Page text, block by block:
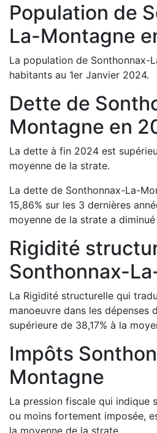
Population de
La-Montagne
La population de Sonthonnax-
habitants au 1er Janvier 2024.
Dette de
Montagne en
La dette à fin 2024 est
moyenne de la strate.
La dette de Sonthonnax-La-
15,86% sur les 3 dernières
moyenne de la strate a
Rigidité
Sonthonnax-
La Rigidité structurelle qui
manoeuvre dans les dépenses
supérieure de 38,17% à la
Impôts
Montagne
La pression fiscale qui indique
ou moins fortement imposée,
la moyenne de la strate.